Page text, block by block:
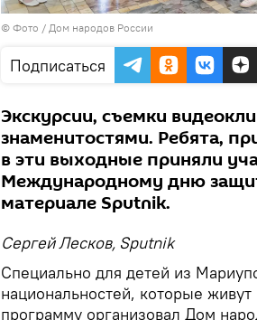
© Фото / Дом народов России
Подписаться
Экскурсии, съемки
знаменитостями. Ребята,
в эти выходные приняли
Международному дню
материале Sputnik.
Сергей Лесков, Sputnik
Специально для детей из
национальностей, которые
программу организовал Дом